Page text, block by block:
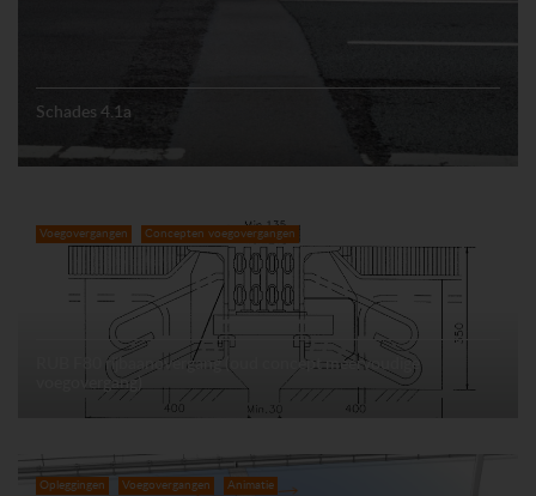
Schades 4.1a
Voegovergangen Concepten voegovergangen
RUB F80 rijbaanovergang (oud concept meervoudige
voegovergang)
Opleggingen Voegovergangen Animatie